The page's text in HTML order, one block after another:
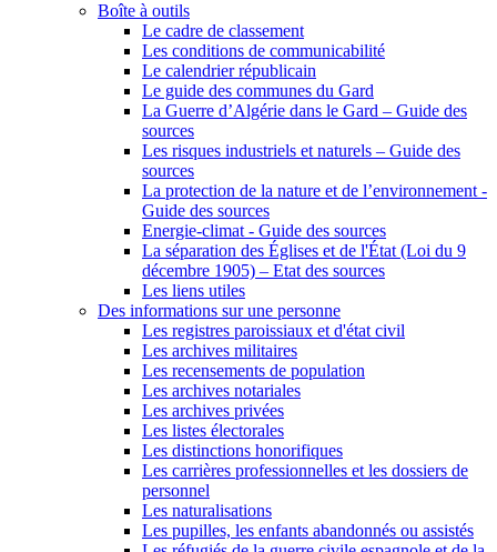
Boîte à outils
Le cadre de classement
Les conditions de communicabilité
Le calendrier républicain
Le guide des communes du Gard
La Guerre d’Algérie dans le Gard – Guide des
sources
Les risques industriels et naturels – Guide des
sources
La protection de la nature et de l’environnement -
Guide des sources
Energie-climat - Guide des sources
La séparation des Églises et de l'État (Loi du 9
décembre 1905) – Etat des sources
Les liens utiles
Des informations sur une personne
Les registres paroissiaux et d'état civil
Les archives militaires
Les recensements de population
Les archives notariales
Les archives privées
Les listes électorales
Les distinctions honorifiques
Les carrières professionnelles et les dossiers de
personnel
Les naturalisations
Les pupilles, les enfants abandonnés ou assistés